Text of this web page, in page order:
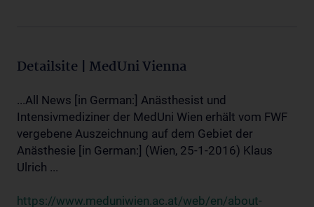
Detailsite | MedUni Vienna
...All News [in German:] Anästhesist und
Intensivmediziner der MedUni Wien erhält vom FWF
vergebene Auszeichnung auf dem Gebiet der
Anästhesie [in German:] (Wien, 25-1-2016) Klaus
Ulrich ...
https://www.meduniwien.ac.at/web/en/about-